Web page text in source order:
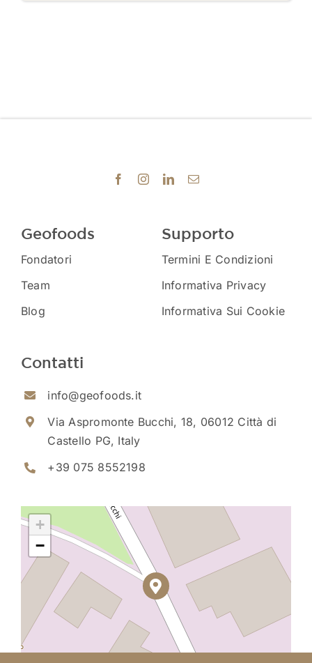
Geofoods
Fondatori
Team
Blog
Supporto
Termini E Condizioni
Informativa Privacy
Informativa Sui Cookie
Contatti
info@geofoods.it
Via Aspromonte Bucchi, 18, 06012 Città di
Castello PG, Italy
+39 075 8552198
+
−